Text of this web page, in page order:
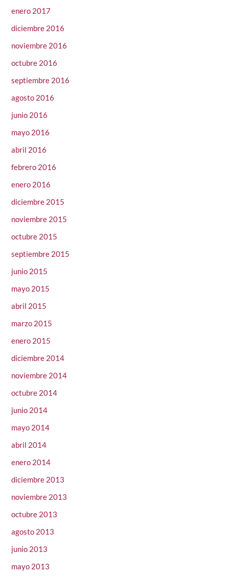
enero 2017
diciembre 2016
noviembre 2016
octubre 2016
septiembre 2016
agosto 2016
junio 2016
mayo 2016
abril 2016
febrero 2016
enero 2016
diciembre 2015
noviembre 2015
octubre 2015
septiembre 2015
junio 2015
mayo 2015
abril 2015
marzo 2015
enero 2015
diciembre 2014
noviembre 2014
octubre 2014
junio 2014
mayo 2014
abril 2014
enero 2014
diciembre 2013
noviembre 2013
octubre 2013
agosto 2013
junio 2013
mayo 2013